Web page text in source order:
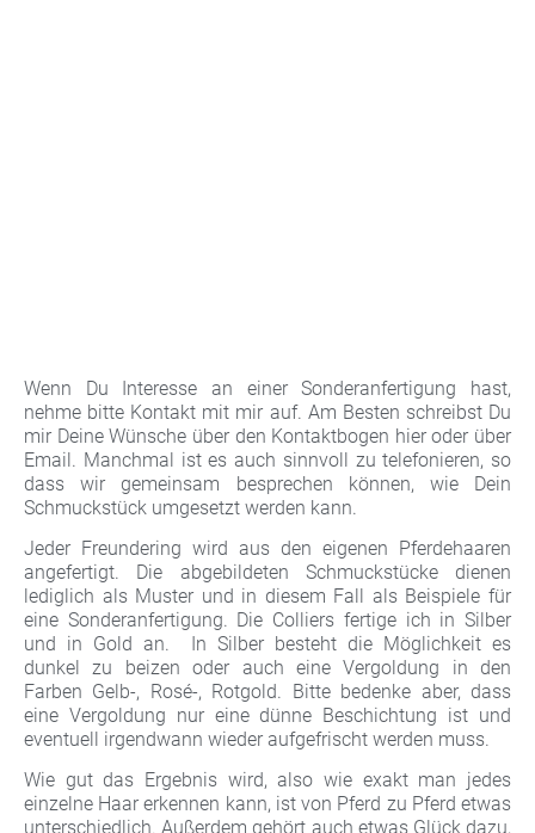
Wenn Du Interesse an einer Sonderanfertigung hast,
nehme bitte Kontakt mit mir auf. Am Besten schreibst Du
mir Deine Wünsche über den Kontaktbogen hier oder über
Email. Manchmal ist es auch sinnvoll zu telefonieren, so
dass wir gemeinsam besprechen können, wie Dein
Schmuckstück umgesetzt werden kann.
Jeder Freundering wird aus den eigenen Pferdehaaren
angefertigt. Die abgebildeten Schmuckstücke dienen
lediglich als Muster und in diesem Fall als Beispiele für
eine Sonderanfertigung. Die Colliers fertige ich in Silber
und in Gold an. In Silber besteht die Möglichkeit es
dunkel zu beizen oder auch eine Vergoldung in den
Farben Gelb-, Rosé-, Rotgold. Bitte bedenke aber, dass
eine Vergoldung nur eine dünne Beschichtung ist und
eventuell irgendwann wieder aufgefrischt werden muss.
Wie gut das Ergebnis wird, also wie exakt man jedes
einzelne Haar erkennen kann, ist von Pferd zu Pferd etwas
unterschiedlich. Außerdem gehört auch etwas Glück dazu,